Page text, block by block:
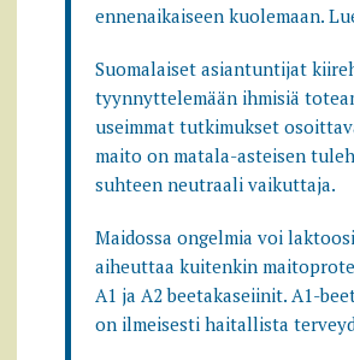
ennenaikaiseen kuolemaan.
Suomalaiset asiantuntijat
tyynnyttelemään ihmisiä
useimmat tutkimukset
maito on matala-asteisen
suhteen neutraali vaikuttaja.
Maidossa ongelmia voi
aiheuttaa kuitenkin
A1 ja A2 beetakaseiinit. A1-
on ilmeisesti haitallista